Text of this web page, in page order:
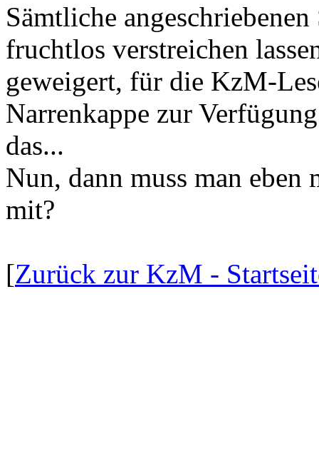
Sämtliche
fruchtlos verstreichen
geweigert, für die KzM-
Narrenkappe zur
das...
Nun, dann muss man eben
mit?
[Zurück zur KzM -